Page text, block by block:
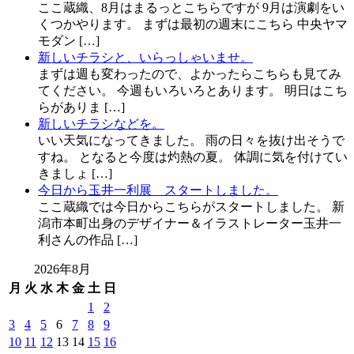
ここ蔵織、8月はまるっとこちらですが 9月は演劇をい
くつかやります。 まずは最初の週末にこちら 中央ヤマ
モダン […]
新しいチラシと、いらっしゃいませ。
まずは週も変わったので、よかったらこちらも見てみ
てください。 今週もいろいろとあります。 明日はこち
らがありま […]
新しいチラシなどを。
いい天気になってきました。 雨の日々を抜け出そうで
すね。 となると今度は灼熱の夏。 体調に気を付けてい
きましょ […]
今日から玉井一利展 スタートしました。
ここ蔵織では今日からこちらがスタートしました。 新
潟市本町出身のデザイナー＆イラストレーター玉井一
利さんの作品 […]
2026年8月
月 火 水 木 金 土 日
1
2
3
4 5 6 7 8
9
10 11 12 13 14 15 16